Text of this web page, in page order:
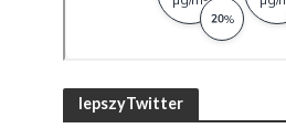
lepszyTwitter